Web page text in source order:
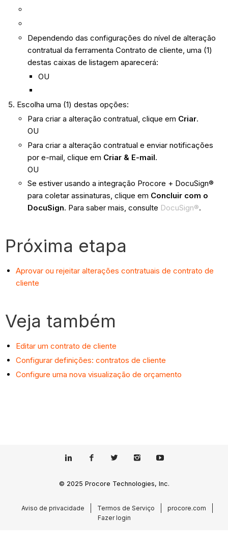
Dependendo das configurações do nível de alteração
contratual da ferramenta Contrato de cliente, uma (1)
destas caixas de listagem aparecerá:
OU
Escolha uma (1) destas opções:
Para criar a alteração contratual, clique em Criar.
OU
Para criar a alteração contratual e enviar notificações
por e-mail, clique em Criar & E-mail.
OU
Se estiver usando a integração Procore + DocuSign®
para coletar assinaturas, clique em Concluir com o
DocuSign. Para saber mais, consulte DocuSign®.
Próxima etapa
Aprovar ou rejeitar alterações contratuais de contrato de
cliente
Veja também
Editar um contrato de cliente
Configurar definições: contratos de cliente
Configure uma nova visualização de orçamento
© 2025 Procore Technologies, Inc.
Aviso de privacidade Termos de Serviço
procore.com
Fazer login